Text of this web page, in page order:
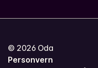
© 2026 Oda
Personvern